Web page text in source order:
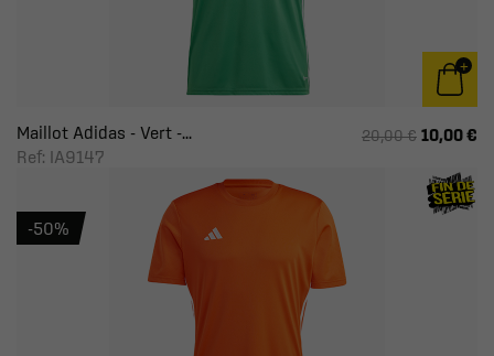
Maillot Adidas - Vert -...
Ref: IA9147
20,00 € 10,00 €
-50%